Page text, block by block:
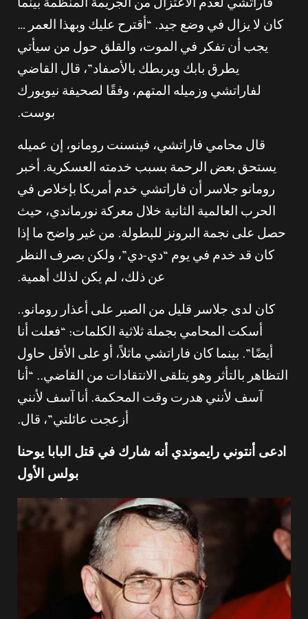
فاراتشي لعدم الاعتزال من الجريمة المنظمة بينما
كان لا يزال في وضع جيد. “أقترح عليك وبهذا العمر …
يجب أن تفكر في الموت، والقلق حول من سيأتي
يطرق بابك ويربطك بالأصفاد”، قال القاضي
لفاراتشي وزميله المتهم، وفقًا لصحيفة نيويورك
بوست.
قال محامي فاراتشي، فينسنت رومانو، إن عميله
يستحق بعض الرحمة بسبب خدمته العسكرية. أخبر
رومانو جلاسر أن فاراتشي خدم أمريكا بإخلاص في
الحرب العالمية الثانية خلال معركة نورماندي، حيث
حصل على نجمة البرونز للبطولة. من غير واضح ما إذا
كان قد خدم في يوم “دي-دي”، ولكن بصرف النظر
عن ذلك، لم يكن لذلك أهمية.
كان لدى جلاسر قليل من الصبر على أعذار رومانو..
أسكت المحامي بجملة ثلاثية الكلمات: “فعلت أنا
أيضًا”. بينما كان فاراتشي ماثلاً، أو على الأقل حاول
التظاهر بالتأثر وهو يتلقى الانتقادات من القاضي.. “أنا
آسف لأنني هدرت وقت المحكمة. أنا آسف لأنني
أزعجت عائلتي”، قال.
ادعى أنتوني رايموندي أنه شارك في قتل البابا يوحنا
بولس الأول